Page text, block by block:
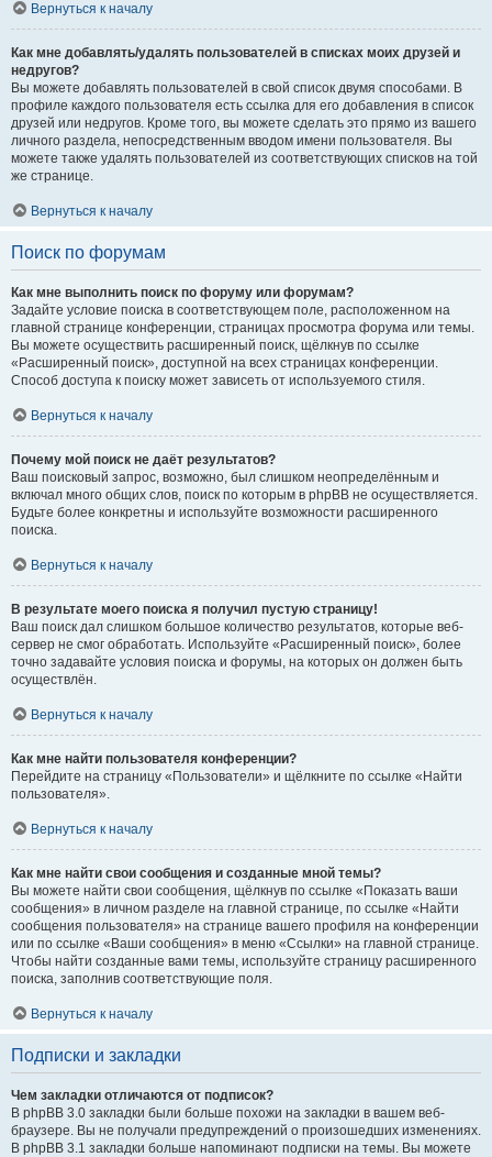
Вернуться к началу
Как мне добавлять/удалять пользователей в списках моих друзей и
недругов?
Вы можете добавлять пользователей в свой список двумя способами. В
профиле каждого пользователя есть ссылка для его добавления в список
друзей или недругов. Кроме того, вы можете сделать это прямо из вашего
личного раздела, непосредственным вводом имени пользователя. Вы
можете также удалять пользователей из соответствующих списков на той
же странице.
Вернуться к началу
Поиск по форумам
Как мне выполнить поиск по форуму или форумам?
Задайте условие поиска в соответствующем поле, расположенном на
главной странице конференции, страницах просмотра форума или темы.
Вы можете осуществить расширенный поиск, щёлкнув по ссылке
«Расширенный поиск», доступной на всех страницах конференции.
Способ доступа к поиску может зависеть от используемого стиля.
Вернуться к началу
Почему мой поиск не даёт результатов?
Ваш поисковый запрос, возможно, был слишком неопределённым и
включал много общих слов, поиск по которым в phpBB не осуществляется.
Будьте более конкретны и используйте возможности расширенного
поиска.
Вернуться к началу
В результате моего поиска я получил пустую страницу!
Ваш поиск дал слишком большое количество результатов, которые веб-
сервер не смог обработать. Используйте «Расширенный поиск», более
точно задавайте условия поиска и форумы, на которых он должен быть
осуществлён.
Вернуться к началу
Как мне найти пользователя конференции?
Перейдите на страницу «Пользователи» и щёлкните по ссылке «Найти
пользователя».
Вернуться к началу
Как мне найти свои сообщения и созданные мной темы?
Вы можете найти свои сообщения, щёлкнув по ссылке «Показать ваши
сообщения» в личном разделе на главной странице, по ссылке «Найти
сообщения пользователя» на странице вашего профиля на конференции
или по ссылке «Ваши сообщения» в меню «Ссылки» на главной странице.
Чтобы найти созданные вами темы, используйте страницу расширенного
поиска, заполнив соответствующие поля.
Вернуться к началу
Подписки и закладки
Чем закладки отличаются от подписок?
В phpBB 3.0 закладки были больше похожи на закладки в вашем веб-
браузере. Вы не получали предупреждений о произошедших изменениях.
В phpBB 3.1 закладки больше напоминают подписки на темы. Вы можете